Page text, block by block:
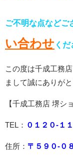
ご不明な点などご
い合わせ くだ
この度は千成工務
まして誠にありが
【千成工務店 堺シ
TEL： ０１２０-１
住所： 〒５９０-０